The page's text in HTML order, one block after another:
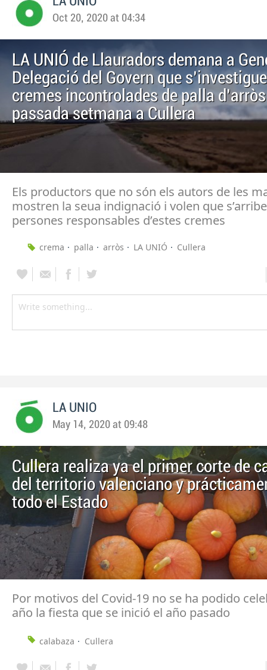
Oct 20, 2020 at 04:34
LA UNIÓ de Llauradors demana a
Delegació del Govern que
cremes incontrolades de palla
passada setmana a Cullera
Els productors que no són els autors de les
mostren la seua indignació i volen que
persones responsables d’estes cremes
crema palla arròs LA UNIÓ Cullera
LA UNIO
May 14, 2020 at 09:48
Cullera realiza ya el primer corte de
del territorio valenciano y
todo el Estado
Por motivos del Covid-19 no se ha podido
año la fiesta que se inició el año pasado
calabaza Cullera